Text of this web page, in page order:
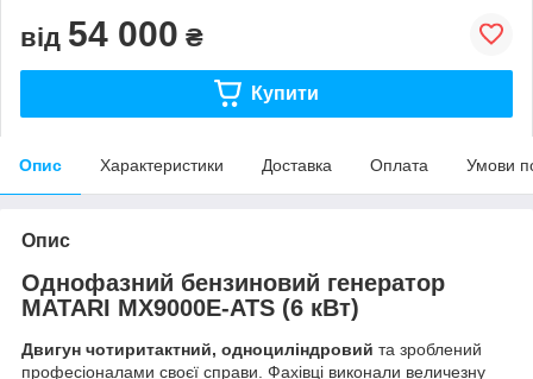
від 54 000 ₴
Купити
Опис Характеристики Доставка Оплата Умови
Опис
Однофазний бензиновий генератор
MATARI MX9000E-ATS (6 кВт)
Двигун чотиритактний, одноциліндровий та зроблений
професіоналами своєї справи. Фахівці виконали величезну